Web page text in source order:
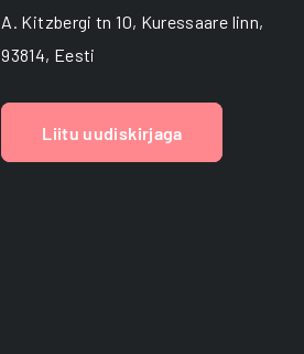
A. Kitzbergi tn 10, Kuressaare linn,
93814, Eesti
Liitu uudiskirjaga